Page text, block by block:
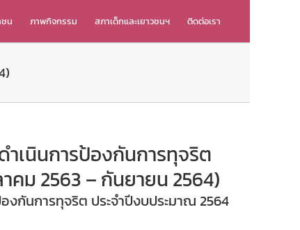
น ภาพกิจกรรม สภาเด็กและเยาวชนฯ ติดต่อเรา
เนินการป้องกันการทุจริต
คม 2563 – กันยายน 2564)
งกันการทุจริต ประจำปีงบประมาณ 2564